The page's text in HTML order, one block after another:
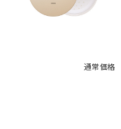
通常価格